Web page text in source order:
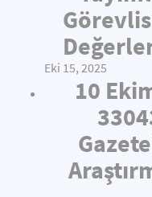
Eki 15, 2025
10